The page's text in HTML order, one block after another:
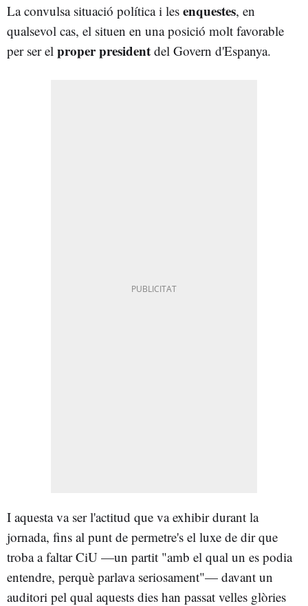
La convulsa situació política i les enquestes, en
qualsevol cas, el situen en una posició molt favorable
per ser el proper president del Govern d'Espanya.
I aquesta va ser l'actitud que va exhibir durant la
jornada, fins al punt de permetre's el luxe de dir que
troba a faltar CiU —un partit "amb el qual un es podia
entendre, perquè parlava seriosament"— davant un
auditori pel qual aquests dies han passat velles glòries